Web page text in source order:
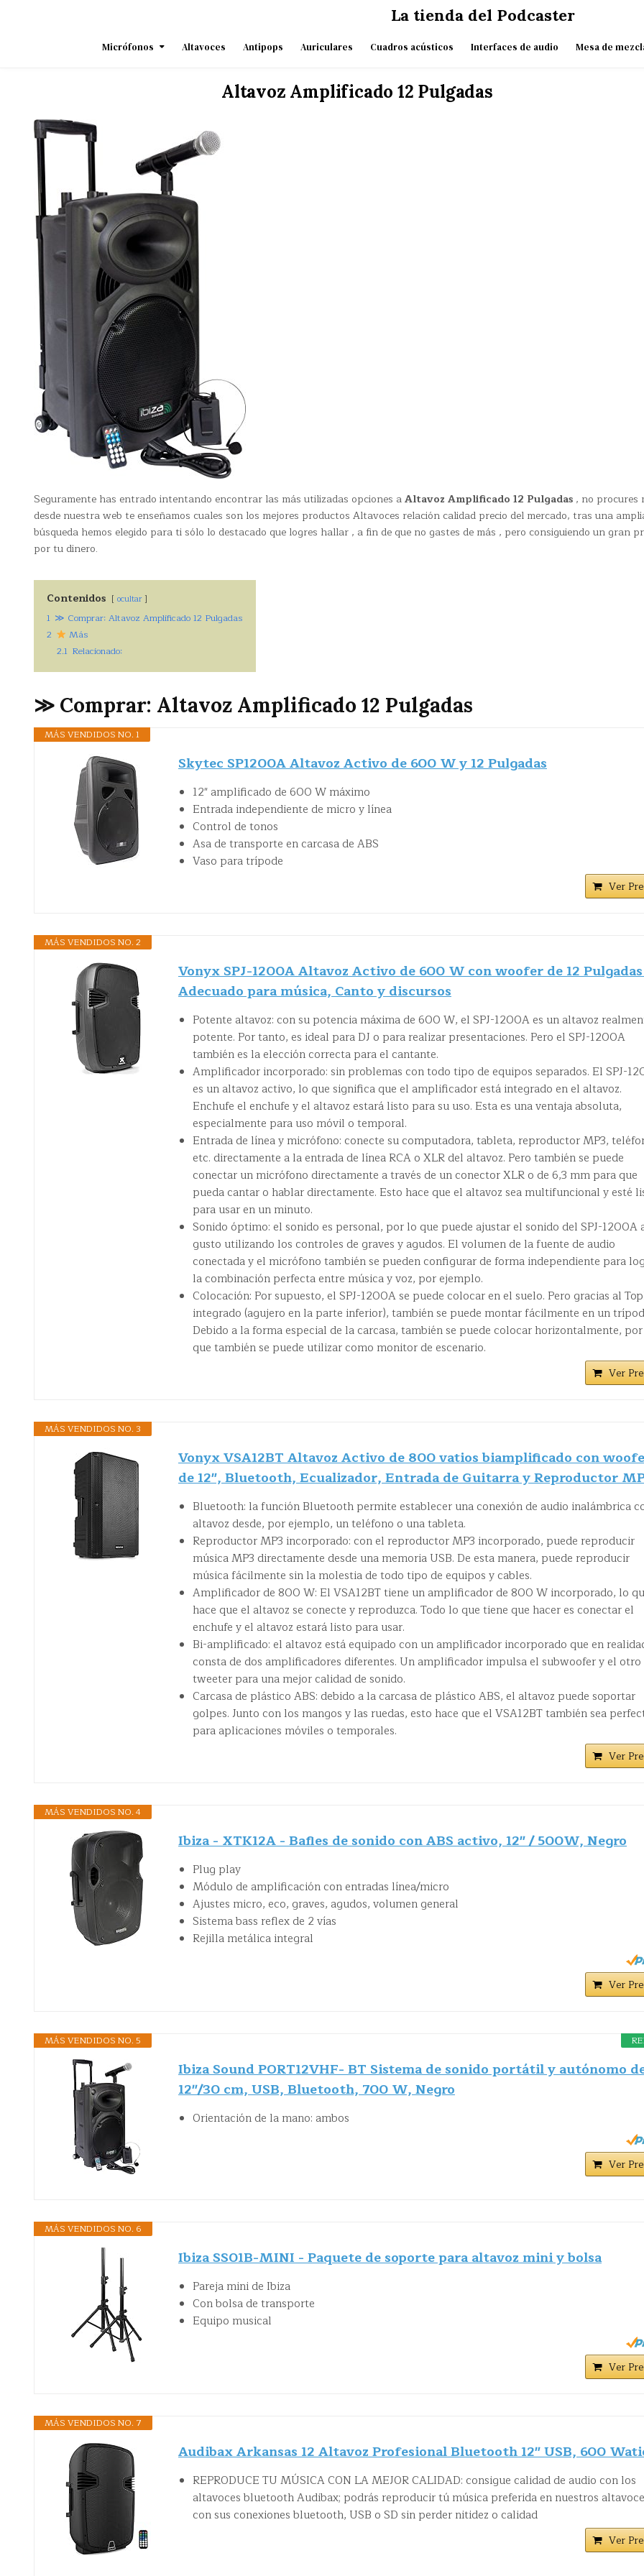
La tienda del Podcaster
Micrófonos Altavoces Antipops Auriculares Cuadros acústicos Interfaces de audio Mesa de
Altavoz Amplificado 12 Pulgadas
Seguramente has entrado intentando encontrar las más utilizadas opciones aAltavoz Amplificado 12 Pulgadas , no procures
desde nuestra web te enseñamos cuales son los mejores productos Altavoces relación calidad precio del mercado, tras una
búsqueda hemos elegido para ti sólo lo destacado que logres hallar , a fin de que no gastes de más , pero consiguiendo un gran
por tu dinero.
Contenidos ocultar
1 ≫ Comprar: Altavoz Amplificado 12 Pulgadas
2
Más
2.1 Relacionado:
≫ Comprar: Altavoz Amplificado 12 Pulgadas
MÁS VENDIDOS NO. 1
Skytec SP1200A Altavoz Activo de 600 W y 12 Pulgadas
12" amplificado de 600 W máximo
Entrada independiente de micro y línea
Control de tonos
Asa de transporte en carcasa de ABS
Vaso para trípode
Ver
MÁS VENDIDOS NO. 2
Vonyx SPJ-1200A Altavoz Activo de 600 W con woofer de 12
Adecuado para música, Canto y discursos
Potente altavoz: con su potencia máxima de 600 W, el SPJ-1200A es un altavoz
potente. Por tanto, es ideal para DJ o para realizar presentaciones. Pero el SPJ-1200A
también es la elección correcta para el cantante.
Amplificador incorporado: sin problemas con todo tipo de equipos separados. El SPJ-
es un altavoz activo, lo que significa que el amplificador está integrado en el altavoz.
Enchufe el enchufe y el altavoz estará listo para su uso. Esta es una ventaja absoluta,
especialmente para uso móvil o temporal.
Entrada de línea y micrófono: conecte su computadora, tableta, reproductor MP3,
etc. directamente a la entrada de línea RCA o XLR del altavoz. Pero también se puede
conectar un micrófono directamente a través de un conector XLR o de 6,3 mm para que
pueda cantar o hablar directamente. Esto hace que el altavoz sea multifuncional y esté
para usar en un minuto.
Sonido óptimo: el sonido es personal, por lo que puede ajustar el sonido del SPJ-1200A
gusto utilizando los controles de graves y agudos. El volumen de la fuente de audio
conectada y el micrófono también se pueden configurar de forma independiente para
la combinación perfecta entre música y voz, por ejemplo.
Colocación: Por supuesto, el SPJ-1200A se puede colocar en el suelo. Pero gracias al
integrado (agujero en la parte inferior), también se puede montar fácilmente en un
Debido a la forma especial de la carcasa, también se puede colocar horizontalmente,
que también se puede utilizar como monitor de escenario.
Ver
MÁS VENDIDOS NO. 3
Vonyx VSA12BT Altavoz Activo de 800 vatios biamplificado con
de 12", Bluetooth, Ecualizador, Entrada de Guitarra y Reproductor
Bluetooth: la función Bluetooth permite establecer una conexión de audio inalámbrica
altavoz desde, por ejemplo, un teléfono o una tableta.
Reproductor MP3 incorporado: con el reproductor MP3 incorporado, puede reproducir
música MP3 directamente desde una memoria USB. De esta manera, puede reproducir
música fácilmente sin la molestia de todo tipo de equipos y cables.
Amplificador de 800 W: El VSA12BT tiene un amplificador de 800 W incorporado, lo
hace que el altavoz se conecte y reproduzca. Todo lo que tiene que hacer es conectar el
enchufe y el altavoz estará listo para usar.
Bi-amplificado: el altavoz está equipado con un amplificador incorporado que en
consta de dos amplificadores diferentes. Un amplificador impulsa el subwoofer y el
tweeter para una mejor calidad de sonido.
Carcasa de plástico ABS: debido a la carcasa de plástico ABS, el altavoz puede soportar
golpes. Junto con los mangos y las ruedas, esto hace que el VSA12BT también sea
para aplicaciones móviles o temporales.
Ver
MÁS VENDIDOS NO. 4
Ibiza - XTK12A - Bafles de sonido con ABS activo, 12" / 500W, Negro
Plug play
Módulo de amplificación con entradas línea/micro
Ajustes micro, eco, graves, agudos, volumen general
Sistema bass reflex de 2 vías
Rejilla metálica integral
Ver
MÁS VENDIDOS NO. 5
Ibiza Sound PORT12VHF- BT Sistema de sonido portátil y autónomo
12"/30 cm, USB, Bluetooth, 700 W, Negro
Orientación de la mano: ambos
Ver
MÁS VENDIDOS NO. 6
Ibiza SS01B-MINI - Paquete de soporte para altavoz mini y bolsa
Pareja mini de Ibiza
Con bolsa de transporte
Equipo musical
Ver
MÁS VENDIDOS NO. 7
Audibax Arkansas 12 Altavoz Profesional Bluetooth 12" USB, 600
REPRODUCE TU MÚSICA CON LA MEJOR CALIDAD: consigue calidad de audio con los
altavoces bluetooth Audibax; podrás reproducir tú música preferida en nuestros
con sus conexiones bluetooth, USB o SD sin perder nitidez o calidad
Ver